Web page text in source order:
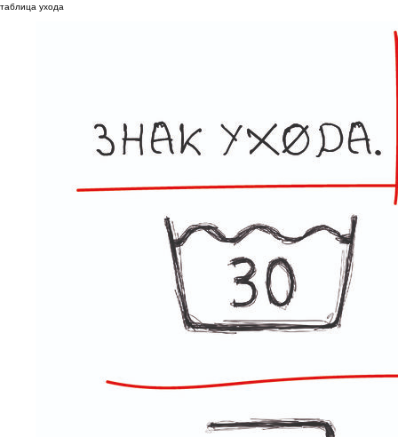
таблица ухода